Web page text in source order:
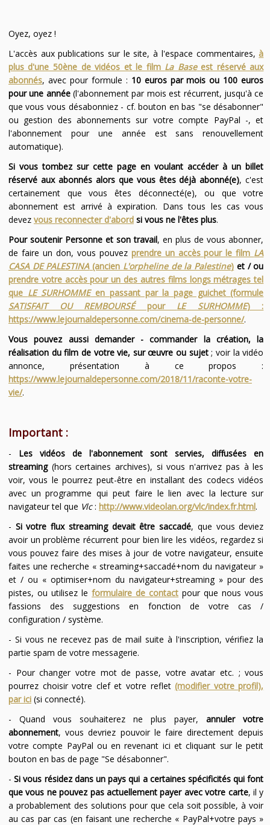
Oyez, oyez !
L'accès aux publications sur le site, à l'espace commentaires,à
plus d'une 50ène de vidéos et le film La Baseest réservé aux
abonnés, avec pour formule : 10 euros par mois ou 100 euros
pour une année(l'abonnement par mois est récurrent, jusqu'à ce
que vous vous désabonniez - cf. bouton en bas "se désabonner"
ou gestion des abonnements sur votre compte PayPal -, et
l'abonnement pour une année est sans renouvellement
automatique).
Si vous tombez sur cette page en voulant accéder à un billet
réservé aux abonnés alors que vous êtes déjà abonné(e), c'est
certainement que vous êtes déconnecté(e), ou que votre
abonnement est arrivé à expiration. Dans tous les cas vous
devez vous reconnecter d'abordsi vous ne l'êtes plus.
Pour soutenir Personne et son travail, en plus de vous abonner,
de faire un don, vous pouvez prendre un accès pour le film LA
CASA DE PALESTINA(ancien L'orpheline de la Palestine) et / ou
prendre votre accès pour un des autres films longs métrages tel
que LE SURHOMMEen passant par la page guichet (formule
SATISFAIT OU REMBOURSÉpour LE SURHOMME) :
https://www.lejournaldepersonne.com/cinema-de-personne/.
Vous pouvez aussi demander - commander la création, la
réalisation du film de votre vie, sur œuvre ou sujet; voir la vidéo
annonce, présentation à ce propos :
https://www.lejournaldepersonne.com/2018/11/raconte-votre-
vie/.
Important :
- Les vidéos de l'abonnement sont servies, diffusées en
streaming(hors certaines archives), si vous n'arrivez pas à les
voir, vous le pourrez peut-être en installant des codecs vidéos
avec un programme qui peut faire le lien avec la lecture sur
navigateur tel que Vlc: http://www.videolan.org/vlc/index.fr.html.
- Si votre flux streaming devait être saccadé, que vous deviez
avoir un problème récurrent pour bien lire les vidéos, regardez si
vous pouvez faire des mises à jour de votre navigateur, ensuite
faites une recherche « streaming+saccadé+nom du navigateur »
et / ou « optimiser+nom du navigateur+streaming » pour des
pistes, ou utilisez leformulaire de contact pour que nous vous
fassions des suggestions en fonction de votre cas /
configuration / système.
- Si vous ne recevez pas de mail suite à l'inscription, vérifiez la
partie spam de votre messagerie.
- Pour changer votre mot de passe, votre avatar etc. ; vous
pourrez choisir votre clef et votre reflet(modifier votre profil),
par ici(si connecté).
- Quand vous souhaiterez ne plus payer,annuler votre
abonnement, vous devriez pouvoir le faire directement depuis
votre compte PayPal ou en revenant ici et cliquant sur le petit
bouton en bas de page "Se désabonner".
-Si vous résidez dans un pays qui a certaines spécificités qui font
que vous ne pouvez pas actuellement payer avec votre carte, il y
a probablement des solutions pour que cela soit possible, à voir
au cas par cas (en faisant une recherche « PayPal+votre pays »